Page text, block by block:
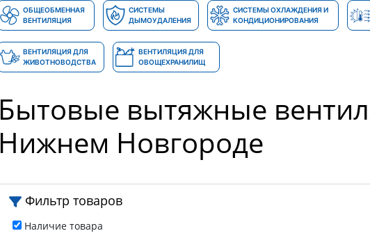
ОБЩЕОБМЕННАЯ
ВЕНТИЛЯЦИЯ
СИСТЕМЫ
ДЫМОУДАЛЕНИЯ
СИСТЕМЫ ОХЛАЖДЕНИЯ И
КОНДИЦИОНИРОВАНИЯ
ВЕНТИЛЯЦИЯ ДЛЯ
ЖИВОТНОВОДСТВА
ВЕНТИЛЯЦИЯ ДЛЯ
ОВОЩЕХРАНИЛИЩ
Бытовые вытяжные
Нижнем Новгороде
Фильтр товаров
Наличие товара